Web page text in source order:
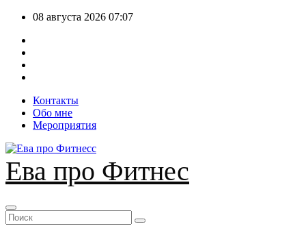
Перейти
содержимому
08 августа 2026 07:07
Контакты
Обо мне
Мероприятия
Ева про Фитнес